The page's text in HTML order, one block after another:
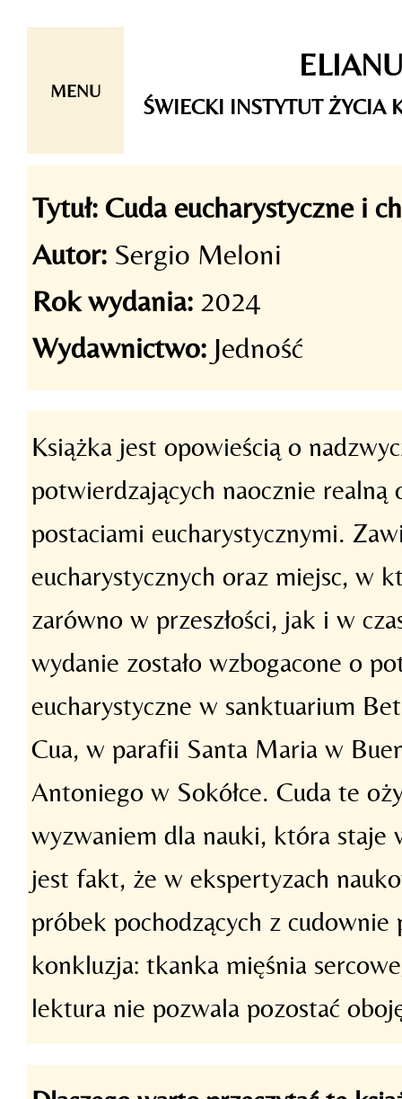
ŚWIECKI INSTYTUT ŻYCIA
MENU
Tytuł: Cuda eucharystyczne i
Autor: Sergio Meloni
Rok wydania: 2024
Wydawnictwo: Jedność
Książka jest opowieścią o
potwierdzających naocznie
postaciami eucharystycznymi.
eucharystycznych oraz miejsc, w
zarówno w przeszłości, jak i w
wydanie zostało wzbogacone o
eucharystyczne w sanktuarium
Cua, w parafii Santa Maria w
Antoniego w Sokółce. Cuda te
wyzwaniem dla nauki, która staje
jest fakt, że w ekspertyzach
próbek pochodzących z
konkluzja: tkanka mięśnia
lektura nie pozwala pozostać